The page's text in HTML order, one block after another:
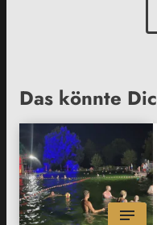
Das könnte